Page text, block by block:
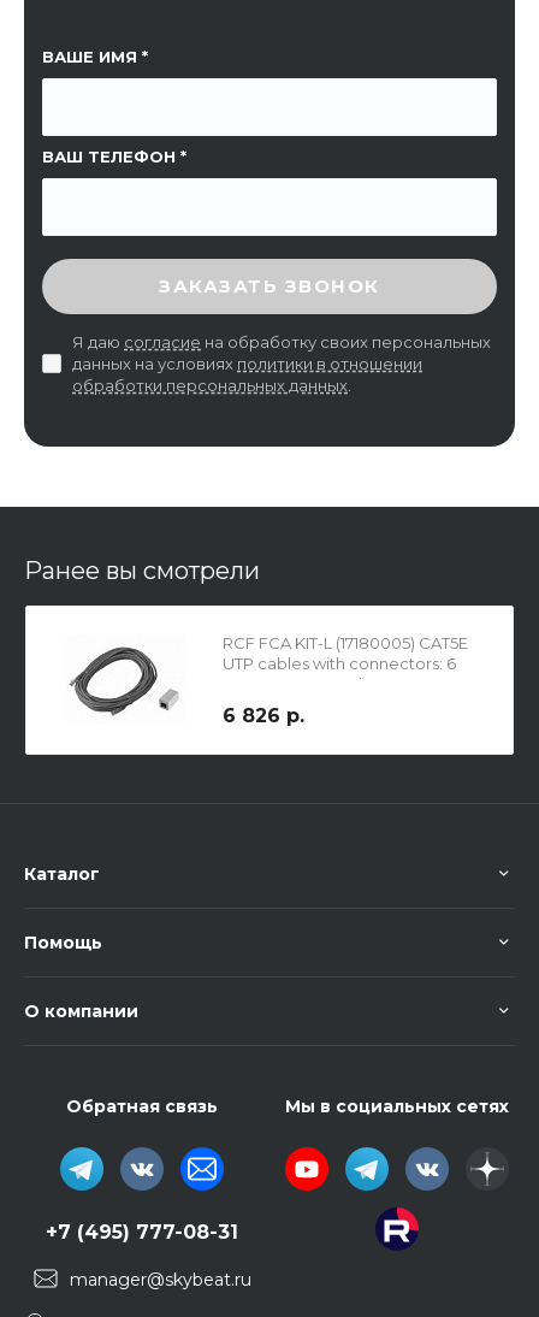
ВАШЕ ИМЯ
ВАШ ТЕЛЕФОН
ССЫЛКА НА СТРАНИЦУ
ВВЕДИТЕ ПРОВЕРОЧНЫЙ КОД
ЗАКАЗАТЬ ЗВОНОК
Я даю согласие на обработку своих персональных
данных на условиях политики в отношении
обработки персональных данных
Ранее вы смотрели
RCF FCA KIT-L (17180005) CAT5E
UTP cables with connectors: 6
pcsx10mt+4 couplers
6 826 р.
Каталог
Помощь
О компании
Обратная связь
+7 (495) 777-08-31
manager@skybeat.ru
Мы в социальных сетях